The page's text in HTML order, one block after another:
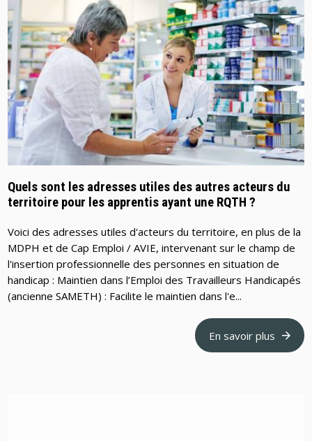
Quels sont les adresses utiles des autres acteurs du
territoire pour les apprentis ayant une RQTH ?
Voici des adresses utiles d'acteurs du territoire, en plus de la
MDPH et de Cap Emploi / AVIE, intervenant sur le champ de
l'insertion professionnelle des personnes en situation de
handicap : Maintien dans l’Emploi des Travailleurs Handicapés
(ancienne SAMETH) : Facilite le maintien dans l'e...
En savoir plus